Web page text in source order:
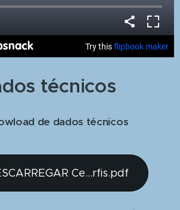
técnicos
de dados técnicos
Ce...rfis.pdf